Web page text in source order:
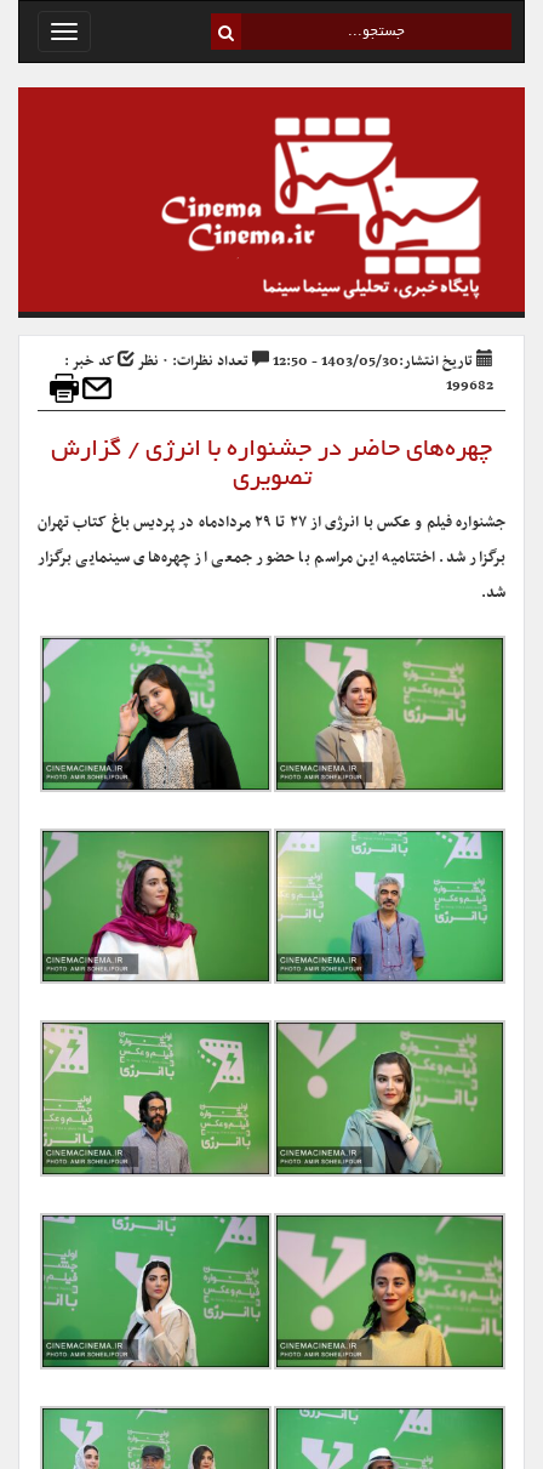
Toggle
تاریخ انتشار:1403/05/30 - 12:50 تعداد نظرات: ۰ نظر
کد خبر :
199682
چهره‌های حاضر در جشنواره با انرژی / گزارش
تصویری
جشنواره فیلم و عکس با انرژی از ۲۷ تا ۲۹ مردادماه در پردیس باغ کتاب تهران
برگزار شد. اختتامیه این مراسم با حضور جمعی از چهره‌های سینمایی برگزار
شد.